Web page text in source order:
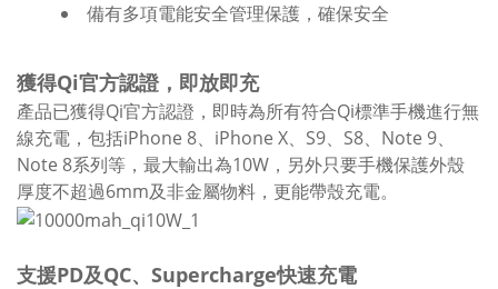
備有多項電能安全管理保護，確保安全
獲得Qi官方認證，即放即充
產品已獲得Qi官方認證，即時為所有符合Qi標準手機進行無
線充電，包括iPhone 8、iPhone X、S9、S8、Note 9、
Note 8系列等，最大輸出為10W，另外只要手機保護外殼
厚度不超過6mm及非金屬物料，更能帶殼充電。
支援PD及QC、Supercharge快速充電